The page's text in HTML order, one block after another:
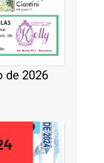
de 2026